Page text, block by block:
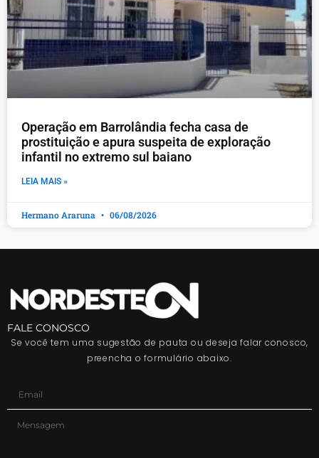
Operação em Barrolândia fecha casa de
prostituição e apura suspeita de exploração
infantil no extremo sul baiano
LEIA MAIS »
Hermano Araruna 06/08/2026
FALE CONOSCO
Se você tem uma sugestão de pauta ou deseja falar conosco,
preencha o formulário abaixo.